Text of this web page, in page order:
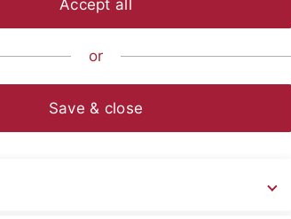
tuebingen.de
Accept all
or
Save & close